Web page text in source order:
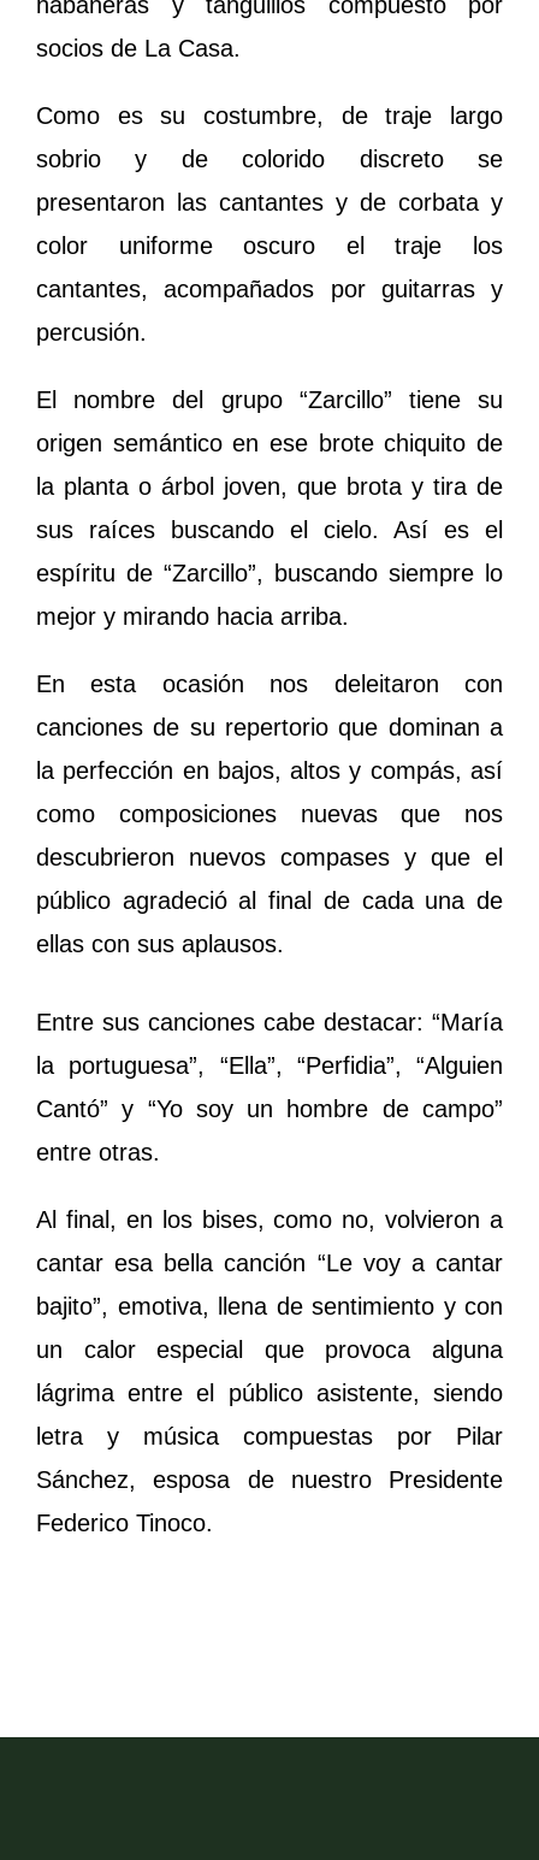
socios de La Casa.
Como es su costumbre, de traje largo
sobrio y de colorido discreto se
presentaron las cantantes y de corbata y
color uniforme oscuro el traje los
cantantes, acompañados por guitarras y
percusión.
El nombre del grupo “Zarcillo” tiene su
origen semántico en ese brote chiquito de
la planta o árbol joven, que brota y tira de
sus raíces buscando el cielo. Así es el
espíritu de “Zarcillo”, buscando siempre lo
mejor y mirando hacia arriba.
En esta ocasión nos deleitaron con
canciones de su repertorio que dominan a
la perfección en bajos, altos y compás, así
como composiciones nuevas que nos
descubrieron nuevos compases y que el
público agradeció al final de cada una de
ellas con sus aplausos.
Entre sus canciones cabe destacar: “María
la portuguesa”, “Ella”, “Perfidia”, “Alguien
Cantó” y “Yo soy un hombre de campo”
entre otras.
Al final, en los bises, como no, volvieron a
cantar esa bella canción “Le voy a cantar
bajito”, emotiva, llena de sentimiento y con
un calor especial que provoca alguna
lágrima entre el público asistente, siendo
letra y música compuestas por Pilar
Sánchez, esposa de nuestro Presidente
Federico Tinoco.